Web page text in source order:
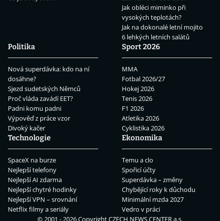
Jak obléci miminko při
vysokých teplotách?
Jak na dokonalé letní mojito
6 lehkých letních salátů
Politika
Nová superdávka: kdo na ní
dosáhne?
Sjezd sudetských Němců
Proč vláda zavádí EET?
Padni komu padni
Výpověď z práce vzor
Divoký kačer
Sport 2026
MMA
Fotbal 2026/27
Hokej 2026
Tenis 2026
F1 2026
Atletika 2026
Cyklistika 2026
Technologie
SpaceX na burze
Nejlepší telefony
Nejlepší AI zdarma
Nejlepší chytré hodinky
Nejlepší VPN – srovnání
Netflix filmy a seriály
Ekonomika
Temu a clo
Spořicí účty
Superdávka – změny
Chybějící roky k důchodu
Minimální mzda 2027
Vedro v práci
© 2001 - 2026 CopyrightCZECH NEWS CENTER a.s.